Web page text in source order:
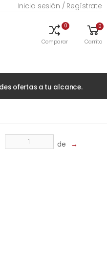
Inicia sesión / Regístrate
0
Comparar
0
Carrito
ofertas a tu alcance.
de →